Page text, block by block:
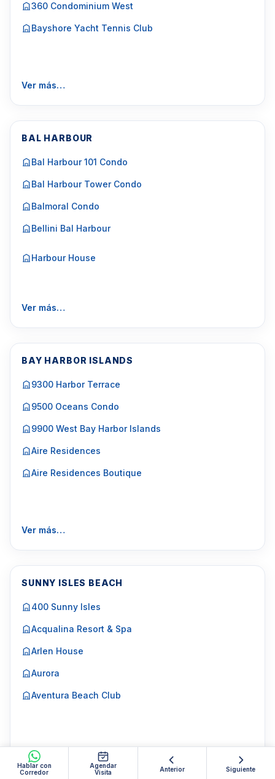
Hablar con
Corredor
Agendar
Visita
Anterior Siguiente
360 Condominium West
Bayshore Yacht Tennis Club
Ver más…
BAL HARBOUR
Bal Harbour 101 Condo
Bal Harbour Tower Condo
Balmoral Condo
Bellini Bal Harbour
Harbour House
Ver más…
BAY HARBOR ISLANDS
9300 Harbor Terrace
9500 Oceans Condo
9900 West Bay Harbor Islands
Aire Residences
Aire Residences Boutique
Ver más…
SUNNY ISLES BEACH
400 Sunny Isles
Acqualina Resort & Spa
Arlen House
Aurora
Aventura Beach Club
Ver más…